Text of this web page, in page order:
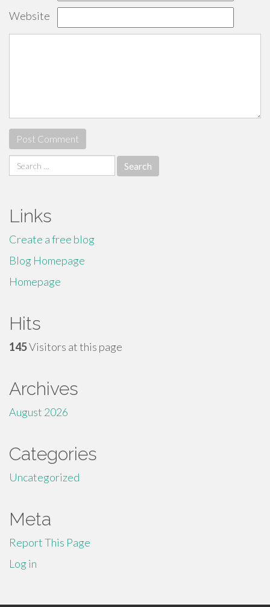
Website
Search
for:
Links
Create a free blog
Blog Homepage
Homepage
Hits
145Visitors at this page
Archives
August 2026
Categories
Uncategorized
Meta
Report This Page
Log in